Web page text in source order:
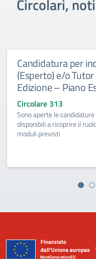
Circolari,
Candidatura per
(Esperto) e/o
Edizione – Piano
Circolare 313
Sono aperte le
disponibili a ricoprire il
moduli previsti